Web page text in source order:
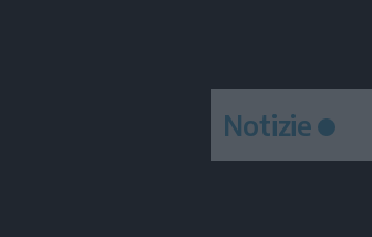
Notizie